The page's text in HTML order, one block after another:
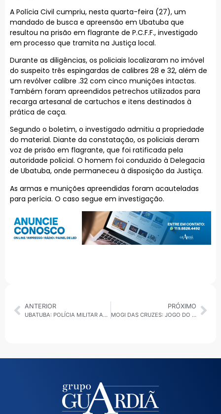
A Polícia Civil cumpriu, nesta quarta-feira (27), um
mandado de busca e apreensão em Ubatuba que
resultou na prisão em flagrante de P.C.F.F., investigado
em processo que tramita na Justiça local.
Durante as diligências, os policiais localizaram no imóvel
do suspeito três espingardas de calibres 28 e 32, além de
um revólver calibre .32 com cinco munições intactas.
Também foram apreendidos petrechos utilizados para
recarga artesanal de cartuchos e itens destinados à
prática de caça.
Segundo o boletim, o investigado admitiu a propriedade
do material. Diante da constatação, os policiais deram
voz de prisão em flagrante, que foi ratificada pela
autoridade policial. O homem foi conduzido à Delegacia
de Ubatuba, onde permaneceu à disposição da Justiça.
As armas e munições apreendidas foram acauteladas
para perícia. O caso segue em investigação.
ANTERIOR
UBATUBA: POLÍCIA MILITAR AMBIENTAL DERRUBA SETE CONSTRUÇÕES IRREGULARES EM ÁREA DE PRESERVAÇÃO
PRÓXIMO
MOGI DAS CRUZES: JOGO DO MOGI BASQUETE CONTRA O CORINTHIANS ARRECADA LEITE EM PÓ PARA O FUNDO SOCIAL